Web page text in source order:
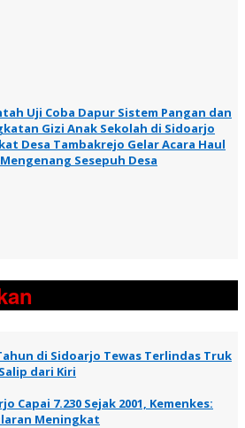
Uji Coba Dapur Sistem Pangan dan
Gizi Anak Sekolah di Sidoarjo
Desa Tambakrejo Gelar Acara Haul
Sesepuh Desa
di Sidoarjo Tewas Terlindas Truk
dari Kiri
Capai 7.230 Sejak 2001, Kemenkes:
Meningkat